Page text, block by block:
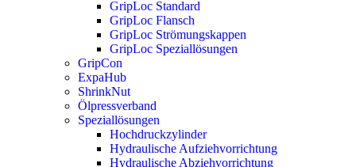
GripLoc Standard
GripLoc Flansch
GripLoc Strömungskappen
GripLoc Speziallösungen
GripCon
ExpaHub
ShrinkNut
Ölpressverband
Speziallösungen
Hochdruckzylinder
Hydraulische Aufziehvorrichtung
Hydraulische Abziehvorrichtung